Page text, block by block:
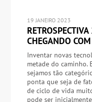
19 JANEIRO 2023
CHEGANDO
Inventar novas
metade do caminho.
sejamos tão
ponta que seja de
de ciclo de vida
pode ser